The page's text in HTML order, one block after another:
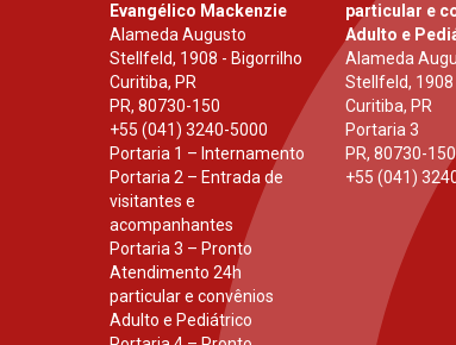
Evangélico Mackenzie
Alameda Augusto
Stellfeld, 1908 - Bigorrilho
Curitiba, PR
PR, 80730-150
+55 (041) 3240-5000
Portaria 1 – Internamento
Portaria 2 – Entrada de
visitantes e
acompanhantes
Portaria 3 – Pronto
Atendimento 24h
particular e convênios
Adulto e Pediátrico
particular e
Adulto e
Alameda
Stellfeld,
Curitiba, PR
Portaria 3
PR,80730-150
+55 (041)